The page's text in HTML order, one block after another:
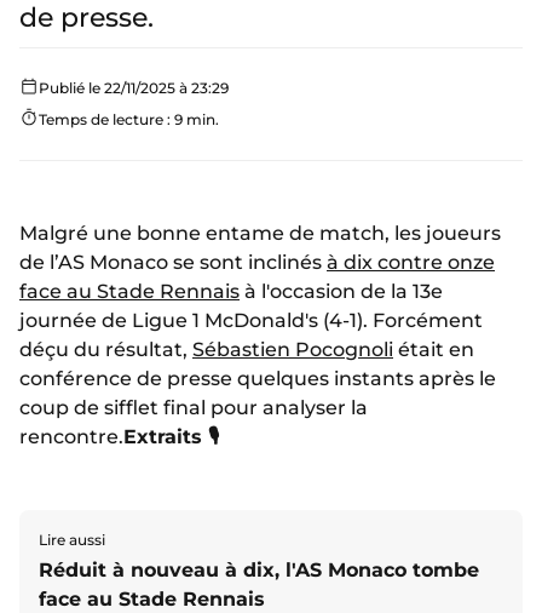
de presse.
Publié le 22/11/2025 à 23:29
Temps de lecture : 9 min.
Malgré une bonne entame de match, les joueurs
de l’AS Monaco se sont inclinés à dix contre onze
face au Stade Rennais à l'occasion de la 13e
journée de Ligue 1 McDonald's (4-1). Forcément
déçu du résultat, Sébastien Pocognoli était en
conférence de presse quelques instants après le
coup de sifflet final pour analyser la
rencontre.Extraits 🎙️
Lire aussi
Réduit à nouveau à dix, l'AS Monaco tombe
face au Stade Rennais